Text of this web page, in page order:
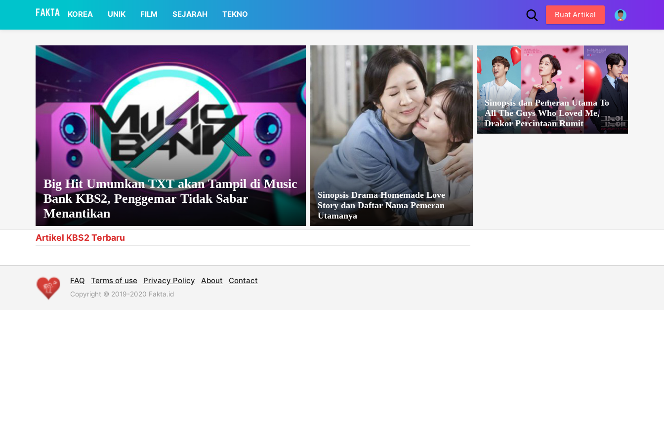
KOREA UNIK FILM SEJARAH TEKNO Buat Artikel
Big Hit Umumkan TXT akan Tampil di Music
Bank KBS2, Penggemar Tidak Sabar
Menantikan
Sinopsis Drama Homemade Love
Story dan Daftar Nama Pemeran
Utamanya
Sinopsis dan Pemeran Utama To
All The Guys Who Loved Me,
Drakor Percintaan Rumit
Artikel KBS2 Terbaru
FAQ Terms of use Privacy Policy About Contact
Copyright © 2019-2020 Fakta.id